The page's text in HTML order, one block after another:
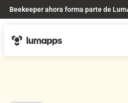
Beekeeper ahora forma parte de